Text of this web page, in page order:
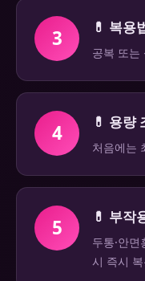
3 💊 복용
공복 또는
4 💊 용량
처음에는
5 💊 부작
두통·안
시 즉시